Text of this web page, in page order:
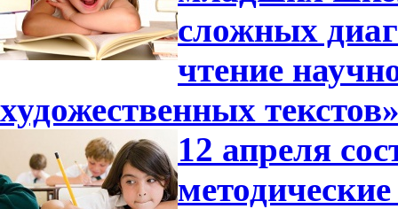
сложных
чтение
художественных
12 апреля